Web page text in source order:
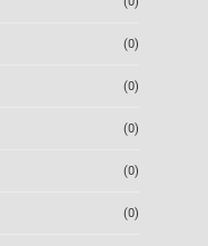
(0)
(0)
(0)
(0)
(0)